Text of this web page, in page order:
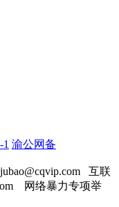
渝公网备
互联
网络暴力专项举